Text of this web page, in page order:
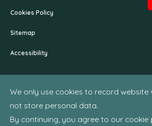
We only use cookies to record website
not store personal data.
By continuing, you agree to our cookie
Cookies Policy
Sitemap
Accessibility